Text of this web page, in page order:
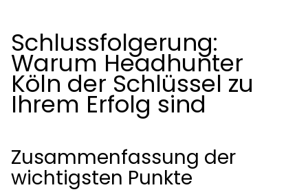
Schlussfolgerung:
Warum Headhunter
Köln der Schlüssel zu
Ihrem Erfolg sind
Zusammenfassung der
wichtigsten Punkte